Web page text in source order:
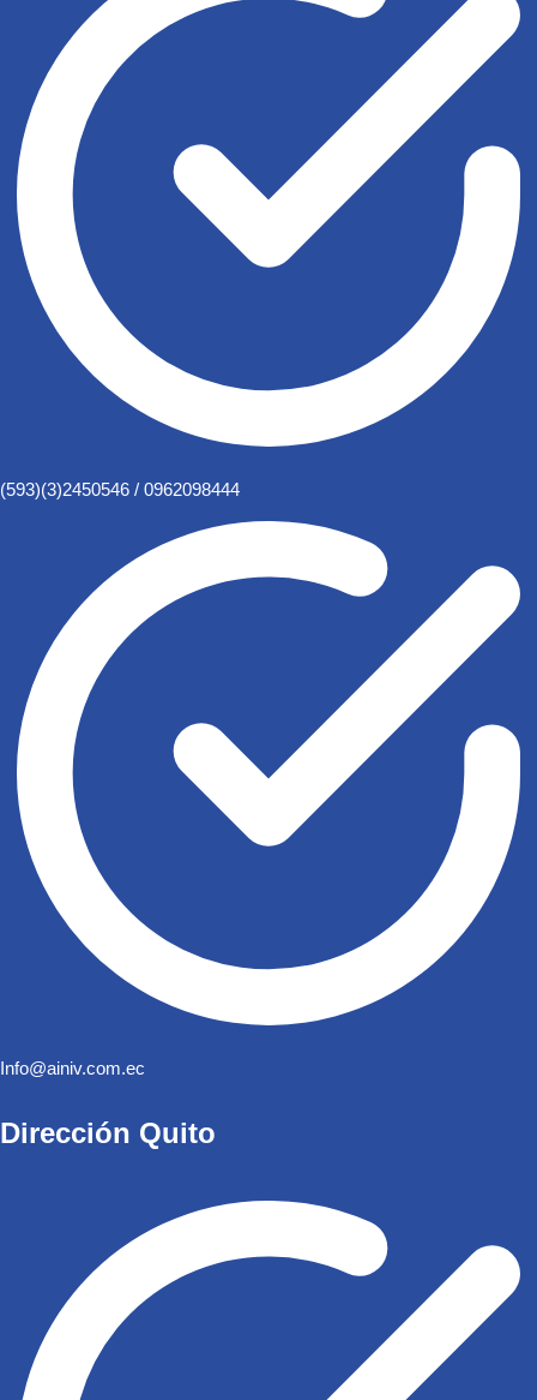
(593)(3)2450546 / 0962098444
Info@ainiv.com.ec
Dirección Quito